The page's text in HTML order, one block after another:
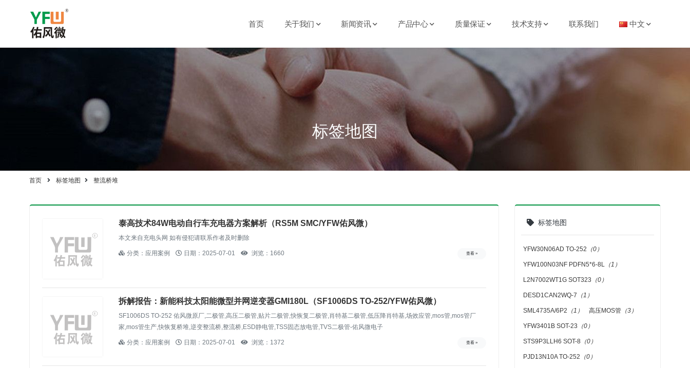
首页 关于我们 新闻资讯 产品中心 质量保证 技术支持 联系我们 中文
标签地图
首页 标签地图 整流桥堆
泰高技术84W电动自行车充电器方案解析（RS5M SMC/YFW佑风微）
本文来自充电头网 如有侵犯请联系作者及时删除
分类：应用案例 日期：2025-07-01 浏览：1660 查看 »
拆解报告：新能科技太阳能微型并网逆变器GMI180L（SF1006DS TO-252/YFW佑风微）
SF1006DS TO-252 佑风微原厂,二极管,高压二极管,贴片二极管,快恢复二极管,肖特基二极管,低压降肖特基,场效应管,mos管,mos管厂
家,mos管生产,快恢复桥堆,逆变整流桥,整流桥,ESD静电管,TSS固态放电管,TVS二极管-佑风微电子
分类：应用案例 日期：2025-07-01 浏览：1372 查看 »
标签地图
YFW30N06AD TO-252 （0）
YFW100N03NF PDFN5*6-8L （1）
L2N7002WT1G SOT323 （0）
DESD1CAN2WQ-7 （1）
SML4735A/6P2 （1） 高压MOS管 （3）
YFW3401B SOT-23 （0）
STS9P3LLH6 SOT-8 （0）
PJD13N10A TO-252 （0）